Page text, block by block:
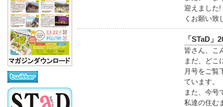
迎えました!
くお願い致
「STaD」
皆さん、こ
まだ、どこ
月号をご覧
ています。
また、今号
私達の住む